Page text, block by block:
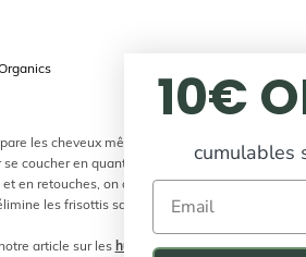
les cheveux même
coucher en quantité
en retouches, on opte
les frisottis sans
article sur les huiles
10€
cumulables
Email